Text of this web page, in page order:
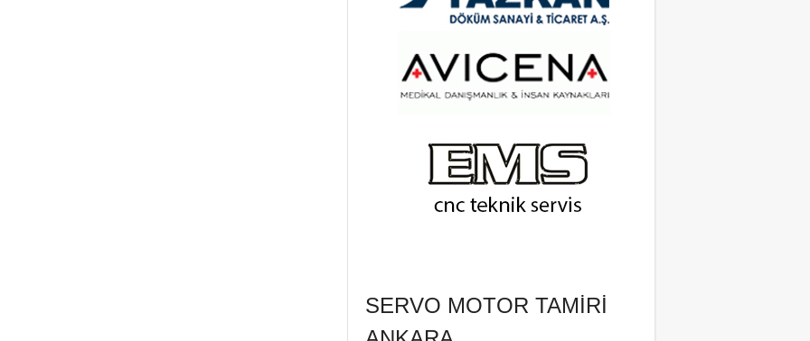
SERVO MOTOR TAMIRI